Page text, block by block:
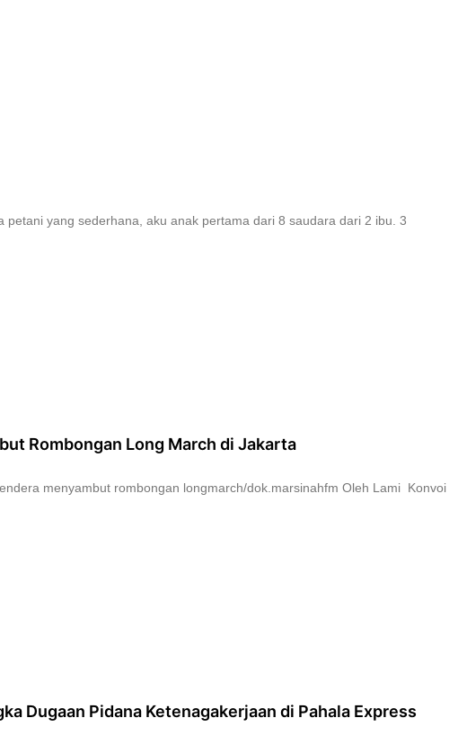
yang sederhana, aku anak pertama dari 8 saudara dari 2 ibu. 3
Rombongan Long March di Jakarta
menyambut rombongan longmarch/dok.marsinahfm Oleh Lami Konvoi
Dugaan Pidana Ketenagakerjaan di Pahala Express